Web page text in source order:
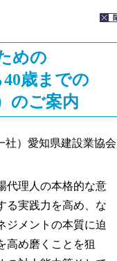
めの
歳までの
のご案内
社）愛知県建設業協会
代理人の本格的な意
る実践力を高め、な
ジメントの本質に迫
高め磨くことを狙